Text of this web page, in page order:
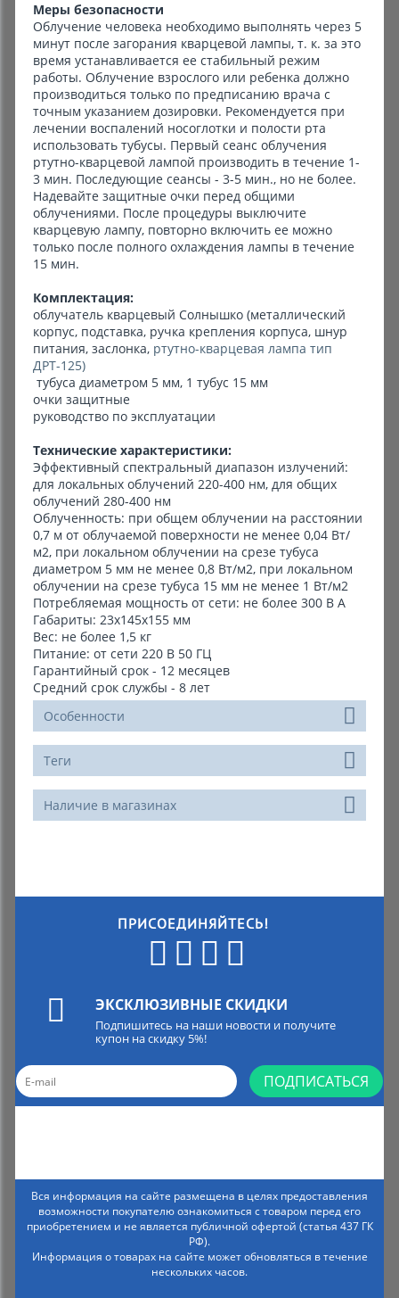
Меры безопасности
Облучение человека необходимо выполнять через 5
минут после загорания кварцевой лампы, т. к. за это
время устанавливается ее стабильный режим
работы. Облучение взрослого или ребенка должно
производиться только по предписанию врача с
точным указанием дозировки. Рекомендуется при
лечении воспалений носоглотки и полости рта
использовать тубусы. Первый сеанс облучения
ртутно-кварцевой лампой производить в течение 1-
3 мин. Последующие сеансы - 3-5 мин., но не более.
Надевайте защитные очки перед общими
облучениями. После процедуры выключите
кварцевую лампу, повторно включить ее можно
только после полного охлаждения лампы в течение
15 мин.
Комплектация:
облучатель кварцевый Солнышко (металлический
корпус, подставка, ручка крепления корпуса, шнур
питания, заслонка, ртутно-кварцевая лампа тип
ДРТ-125)
тубуса диаметром 5 мм, 1 тубус 15 мм
очки защитные
руководство по эксплуатации
Технические характеристики:
Эффективный спектральный диапазон излучений:
для локальных облучений 220-400 нм, для общих
облучений 280-400 нм
Облученность: при общем облучении на расстоянии
0,7 м от облучаемой поверхности не менее 0,04 Вт/
м2, при локальном облучении на срезе тубуса
диаметром 5 мм не менее 0,8 Вт/м2, при локальном
облучении на срезе тубуса 15 мм не менее 1 Вт/м2
Потребляемая мощность от сети: не более 300 В А
Габариты: 23х145х155 мм
Вес: не более 1,5 кг
Питание: от сети 220 В 50 ГЦ
Гарантийный срок - 12 месяцев
Средний срок службы - 8 лет
Особенности
Теги
Наличие в магазинах
ПРИСОЕДИНЯЙТЕСЬ!
ЭКСКЛЮЗИВНЫЕ СКИДКИ
Подпишитесь на наши новости и получите
купон на скидку 5%!
ПОДПИСАТЬСЯ
Вся информация на сайте размещена в целях предоставления
возможности покупателю ознакомиться с товаром перед его
приобретением и не является публичной офертой (статья 437 ГК
РФ).
Информация о товарах на сайте может обновляться в течение
нескольких часов.